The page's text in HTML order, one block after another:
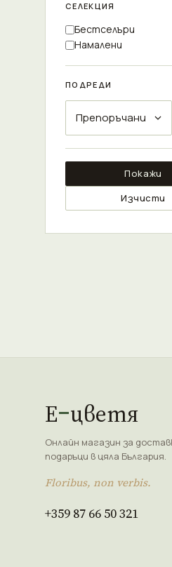
СЕЛЕКЦИЯ
Бестселъри
Намалени
ПОДРЕДИ
Покажи
Изчисти
Е цветя
Онлайн магазин за
подаръци в цяла България.
Floribus, non verbis.
+359 87 66 50 321